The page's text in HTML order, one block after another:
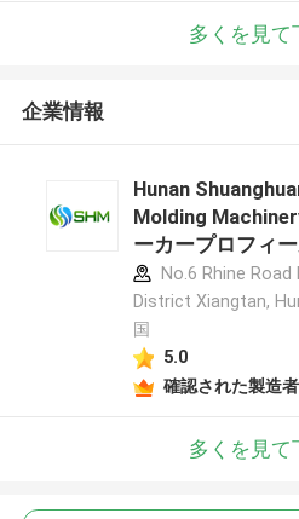
多くを見て
企業情報
Hunan
Molding
ーカープロフィ
No.6 Rhine
District Xiangtan,
国
5.0
確認された製造者
多くを見て